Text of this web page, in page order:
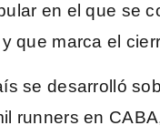
en el que se
que marca el
se desarrolló
runners en